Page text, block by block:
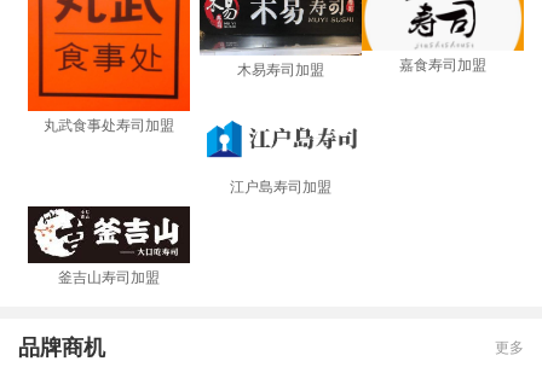
丸武食事处寿司加盟
木易寿司加盟 嘉食寿司加盟
江户島寿司加盟
釜吉山寿司加盟
品牌商机 更多